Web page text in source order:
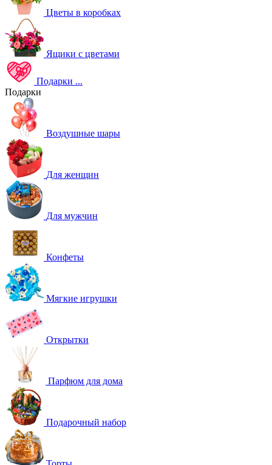
Цветы в коробках
Ящики с цветами
Подарки ...
Подарки
Воздушные шары
Для женщин
Для мужчин
Конфеты
Мягкие игрушки
Открытки
Парфюм для дома
Подарочный набор